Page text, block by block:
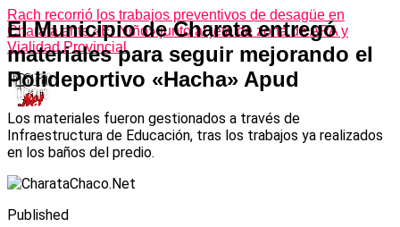
Rach recorrió los trabajos preventivos de desagüe en
Charata ante «El Niño» junto al jefe de zona de APA y
Vialidad Provincial
El Municipio de Charata entregó
materiales para seguir mejorando el
Polideportivo «Hacha» Apud
Los materiales fueron gestionados a través de
Infraestructura de Educación, tras los trabajos ya realizados
en los baños del predio.
Published